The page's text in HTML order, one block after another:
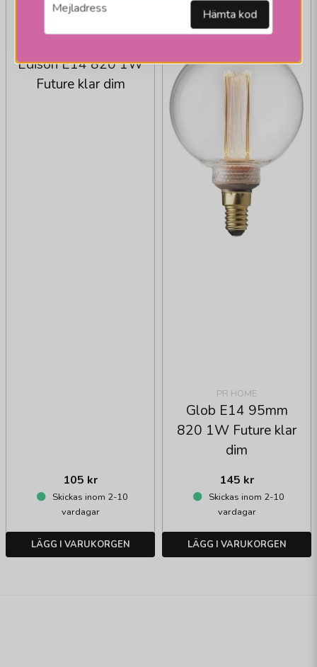
Edison E14 820 1W
Future klar dim
105 kr
Skickas inom 2-10
vardagar
LÄGG I VARUKORGEN
PR HOME
Glob E14 95mm
820 1W Future klar
dim
145 kr
Skickas inom 2-10
vardagar
LÄGG I VARUKORGEN
Mejladress Hämta kod